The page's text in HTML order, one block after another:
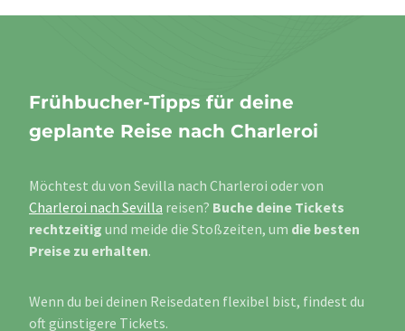
Frühbucher-Tipps für deine
geplante Reise nach Charleroi
Möchtest du von Sevilla nach Charleroi oder von
Charleroi nach Sevilla reisen? Buche deine Tickets
rechtzeitig und meide die Stoßzeiten, um die besten
Preise zu erhalten.
Wenn du bei deinen Reisedaten flexibel bist, findest du
oft günstigere Tickets.